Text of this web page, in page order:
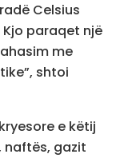
Celsius
paraqet një
me
shtoi
e këtij
naftës, gazit